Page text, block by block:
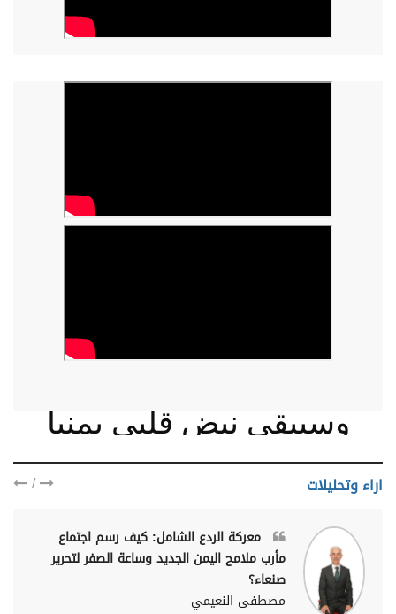
وسيبقى نبض قلبي يمنيا
اراء وتحليلات /
معركة الردع الشامل: كيف رسم اجتماع
مأرب ملامح اليمن الجديد وساعة الصفر لتحرير
صنعاء؟
مصطفى النعيمي